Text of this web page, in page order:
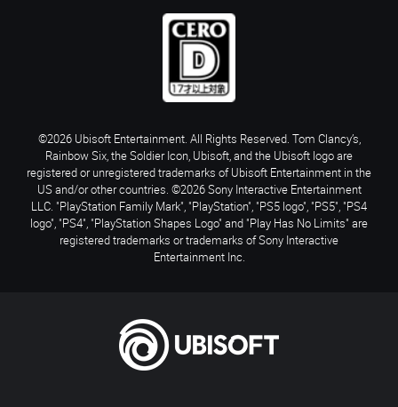
©2026 Ubisoft Entertainment. All Rights Reserved. Tom Clancy’s,
Rainbow Six, the Soldier Icon, Ubisoft, and the Ubisoft logo are
registered or unregistered trademarks of Ubisoft Entertainment in the
US and/or other countries. ©2026 Sony Interactive Entertainment
LLC. "PlayStation Family Mark", "PlayStation", "PS5 logo", "PS5", "PS4
logo", "PS4", "PlayStation Shapes Logo" and "Play Has No Limits" are
registered trademarks or trademarks of Sony Interactive
Entertainment Inc.